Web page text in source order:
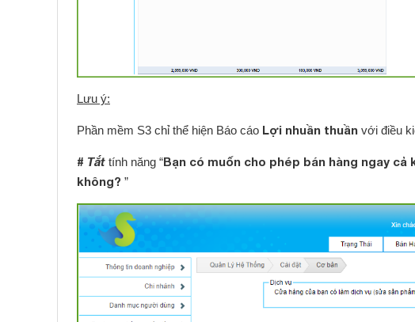
Lưu ý:
Phần mềm S3 chỉ thể hiện Báo cáo Lợi nhuần thuần với điều
# Tắt tính năng “Bạn có muốn cho phép bán hàng ngay
không? ”